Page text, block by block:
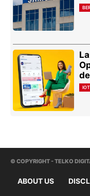
IOT
© COPYRIGHT - TELKO
ABOUT US